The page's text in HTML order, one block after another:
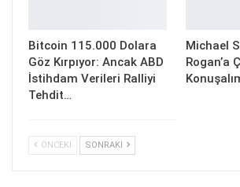
Bitcoin 115.000 Dolara
Göz Kırpıyor: Ancak ABD
İstihdam Verileri Ralliyi
Tehdit…
Michael
Rogan’a
ÖNCEKI SONRAKI